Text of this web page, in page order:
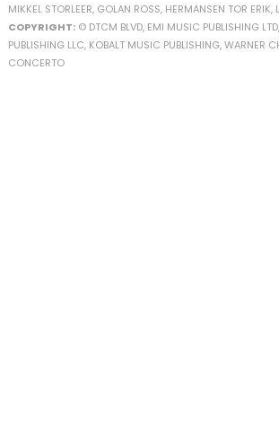
MIKKEL STORLEER, GOLAN ROSS, HERMANSEN TOR
COPYRIGHT:© DTCM BLVD, EMI MUSIC PUBLISHING
PUBLISHING LLC, KOBALT MUSIC PUBLISHING, WARNER
CONCERTO